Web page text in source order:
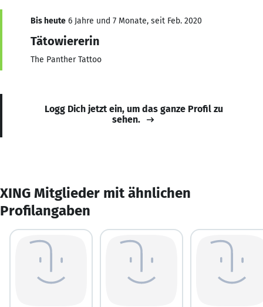
Bis heute 6 Jahre und 7 Monate, seit Feb. 2020
Tätowiererin
The Panther Tattoo
Logg Dich jetzt ein, um das ganze Profil zu
sehen.
XING Mitglieder mit ähnlichen
Profilangaben